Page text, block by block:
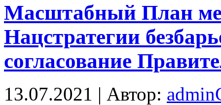
Масштабный План
Нацстратегии
согласование
13.07.2021 | Автор: